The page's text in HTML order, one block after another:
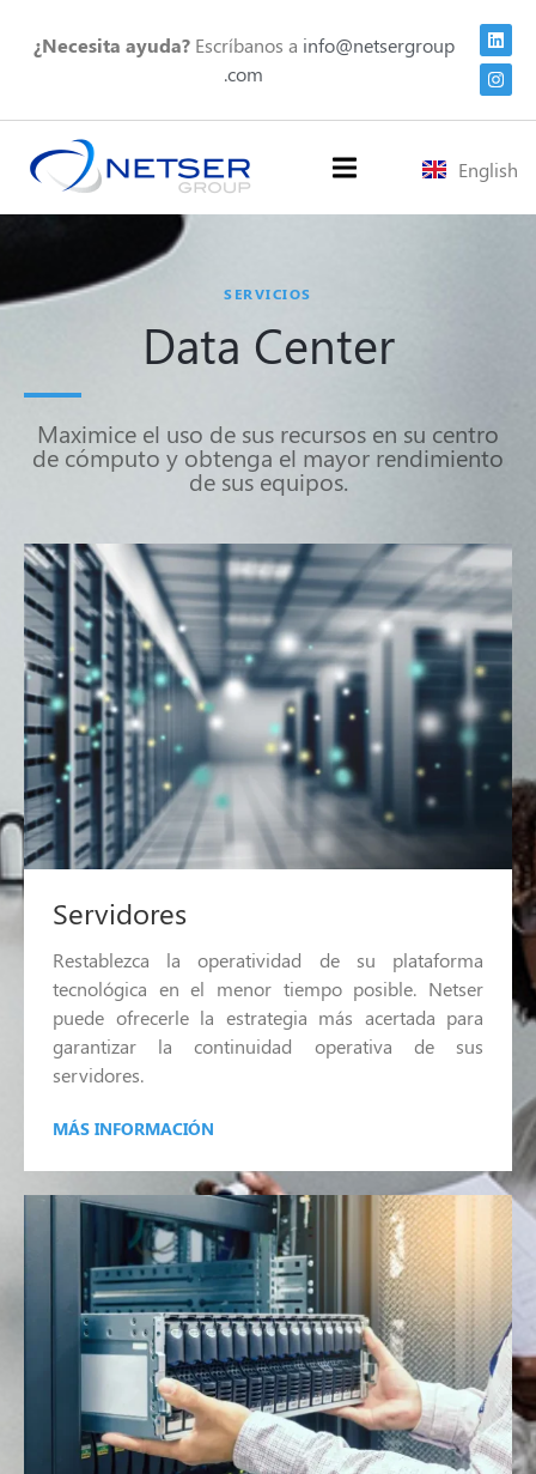
¿Necesita ayuda?Escríbanos a info@netsergroup
.com
English
SERVICIOS
Data Center
Maximice el uso de sus recursos en su centro
de cómputo y obtenga el mayor rendimiento
de sus equipos.
Servidores
Restablezca la operatividad de su plataforma
tecnológica en el menor tiempo posible. Netser
puede ofrecerle la estrategia más acertada para
garantizar la continuidad operativa de sus
servidores.
MÁS INFORMACIÓN